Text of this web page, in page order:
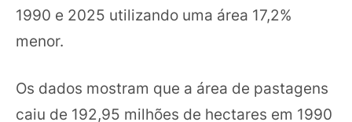
1990 e 2025 utilizando uma área 17,2%
menor.
Os dados mostram que a área de pastagens
caiu de 192,95 milhões de hectares em 1990